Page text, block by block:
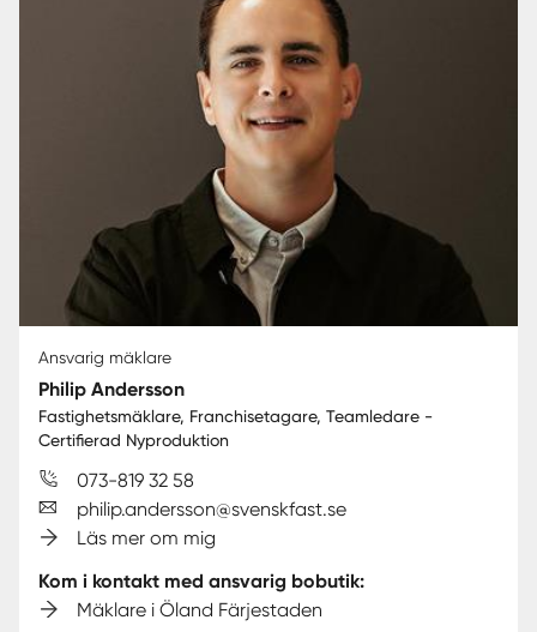
Ansvarig mäklare
Philip Andersson
Fastighetsmäklare, Franchisetagare, Teamledare -
Certifierad Nyproduktion
073-819 32 58
philip.andersson@svenskfast.se
Läs mer om mig
Kom i kontakt med ansvarig bobutik:
Mäklare i Öland Färjestaden